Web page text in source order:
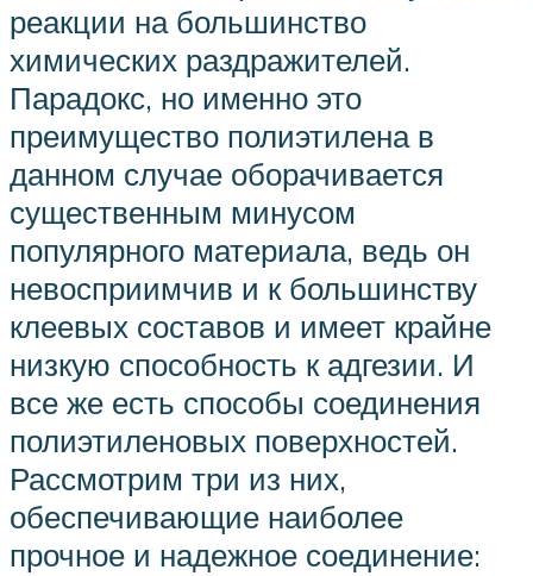
реакции на большинство
химических раздражителей.
Парадокс, но именно это
преимущество полиэтилена в
данном случае оборачивается
существенным минусом
популярного материала, ведь он
невосприимчив и к большинству
клеевых составов и имеет крайне
низкую способность к адгезии. И
все же есть способы соединения
полиэтиленовых поверхностей.
Рассмотрим три из них,
обеспечивающие наиболее
прочное и надежное соединение: